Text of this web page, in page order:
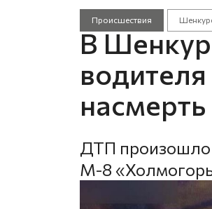
Происшествия
В
ДТП произошло
М-8